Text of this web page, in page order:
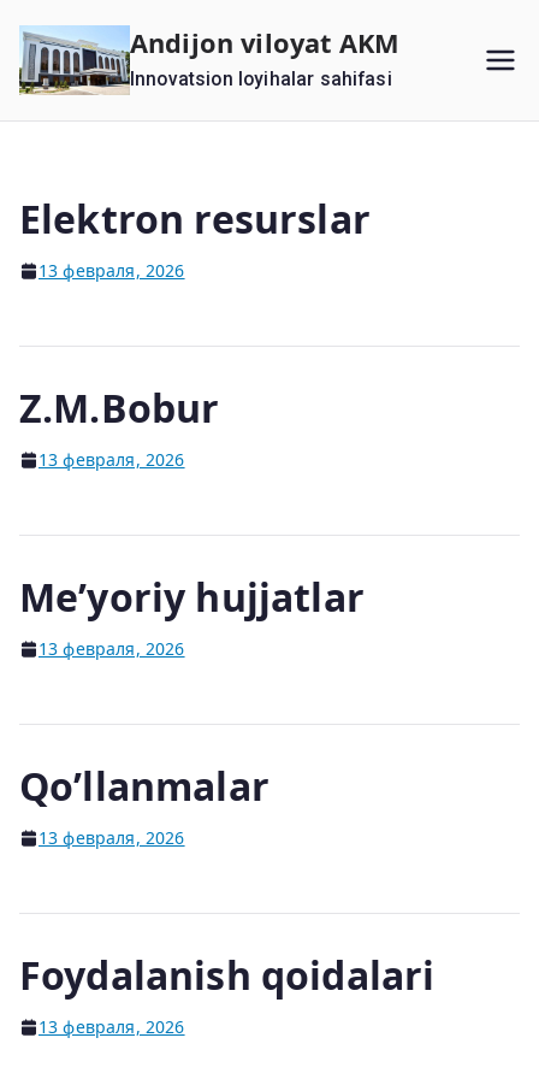
содержимому
Andijon viloyat AKM
Innovatsion loyihalar sahifasi
Elektron resurslar
13 февраля, 2026
Z.M.Bobur
13 февраля, 2026
Me’yoriy hujjatlar
13 февраля, 2026
Qo’llanmalar
13 февраля, 2026
Foydalanish qoidalari
13 февраля, 2026